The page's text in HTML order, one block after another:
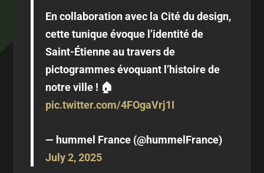
En collaboration avec la Cité du design,
cette tunique évoque l’identité de
Saint-Étienne au travers de
pictogrammes évoquant l’histoire de
notre ville ! 🏠
pic.twitter.com/4FOgaVrj1I
— hummel France (@hummelFrance)
July 2, 2025